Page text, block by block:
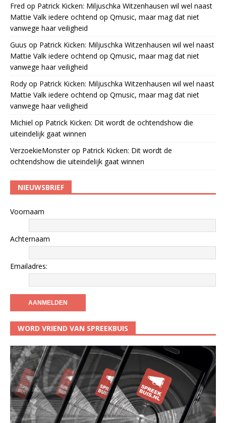
Fred op Patrick Kicken: Miljuschka Witzenhausen wil wel naast
Mattie Valk iedere ochtend op Qmusic, maar mag dat niet
vanwege haar veiligheid
Guus op Patrick Kicken: Miljuschka Witzenhausen wil wel naast
Mattie Valk iedere ochtend op Qmusic, maar mag dat niet
vanwege haar veiligheid
Rody op Patrick Kicken: Miljuschka Witzenhausen wil wel naast
Mattie Valk iedere ochtend op Qmusic, maar mag dat niet
vanwege haar veiligheid
Michiel op Patrick Kicken: Dit wordt de ochtendshow die
uiteindelijk gaat winnen
VerzoekieMonsterop Patrick Kicken: Dit wordt de
ochtendshow die uiteindelijk gaat winnen
NIEUWSBRIEF
Voornaam
Achternaam
Emailadres:
WORD VRIEND VAN SPREEKBUIS